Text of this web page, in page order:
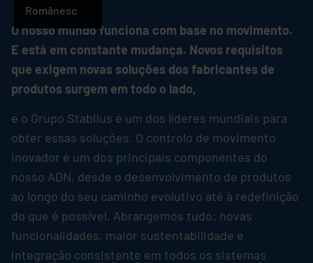
Românesc
O nosso mundo funciona com base no movimento.
E está em constante mudança. Novos requisitos
que exigem novas soluções dos fabricantes de
produtos surgem em todo o lado,
e o Grupo Stabilus é um dos líderes mundiais para
obter essas soluções. O controlo de movimento
inovador é um dos principais componentes do
nosso ADN, desde o desenvolvimento de produtos
ao longo do seu caminho evolutivo até à redefinição
do que é possível. Abrangemos tudo: novas
funcionalidades, maior sustentabilidade e
integração consistente em todos os sistemas